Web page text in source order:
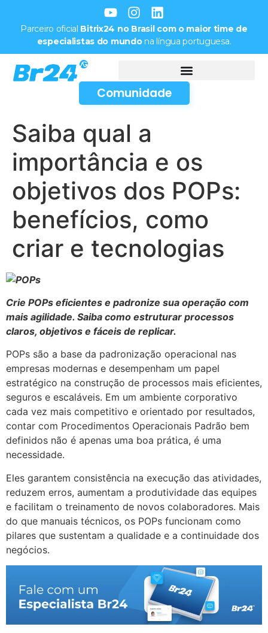
Parceiro oficial Bitrix24 no Brasil com o maior time de
especialistas do mundona língua portuguesa.
Comunidade
Saiba qual a
importância e os
objetivos dos POPs:
benefícios, como
criar e tecnologias
Crie POPs eficientes e padronize sua operação com
mais agilidade. Saiba como estruturar processos
claros, objetivos e fáceis de replicar.
POPs são a base da padronização operacional nas
empresas modernas e desempenham um papel
estratégico na construção de processos mais eficientes,
seguros e escaláveis. Em um ambiente corporativo
cada vez mais competitivo e orientado por resultados,
contar com Procedimentos Operacionais Padrão bem
definidos não é apenas uma boa prática, é uma
necessidade.
Eles garantem consistência na execução das atividades,
reduzem erros, aumentam a produtividade das equipes
e facilitam o treinamento de novos colaboradores. Mais
do que manuais técnicos, os POPs funcionam como
pilares que sustentam a qualidade e a continuidade dos
negócios.